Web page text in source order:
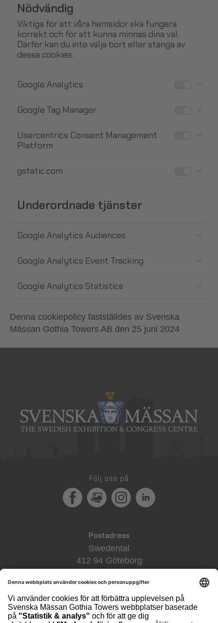
Nödvändig
Viktiga för att våra hemsidor ska fungera
korrekt och för att kunna minnas dina val.
Därför kan du inte välja bort eller stänga av
dessa cookies.
Google Analytics
Google Tag Manager
Usercentrics Consent Management
Platform
gstatic.com
Underordnade tjänster
Google Analytics Audiences
Google Analytics Event Tracking
Google Analytics Statistics
Denna cookiepolicy fastställdes av Svenska
Mässan Gothia Towers AB den 25 juni 2024
Följ oss på
FacebookMediaPortal
InstagramLinkedIn
Postadress
Swedental
412 94 Göteborg
Besöksadress
Svenska Mässan
Mässans Gata/Korsvägen